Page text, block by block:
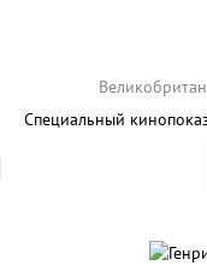
Специальный